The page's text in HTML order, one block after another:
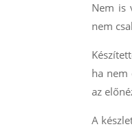
Nem is
nem
ha nem
az
A